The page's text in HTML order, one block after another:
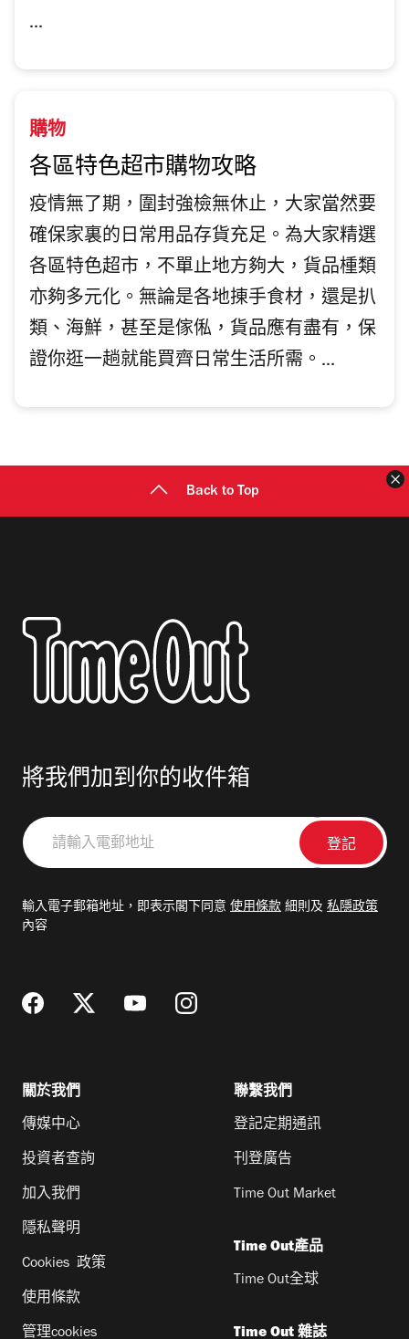
...
購物
各區特色超市購物攻略
疫情無了期，圍封強檢無休止，大家當然要
確保家裏的日常用品存貨充足。為大家精選
各區特色超市，不單止地方夠大，貨品㮔類
亦夠多元化。無論是各地㨂手食材，還是扒
類、海鮮，甚至是傢俬，貨品應有盡有，保
證你逛一趟就能買齊日常生活所需。...
Back to Top
將我們加到你的收件箱
請
輸
郵
輸入電子郵箱地址，即表示閣下同意 使用條款 細則及 私隱政策
內容
關於我們
傳媒中心
投資者查詢
加入我們
隱私聲明
Cookies 政策
使用條款
管理cookies
聯繫我們
登記定期通訊
刊登廣告
Time Out Market
Time Out產品
Time Out全球
Time Out 雜誌